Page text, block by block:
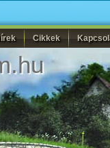
Cikkek